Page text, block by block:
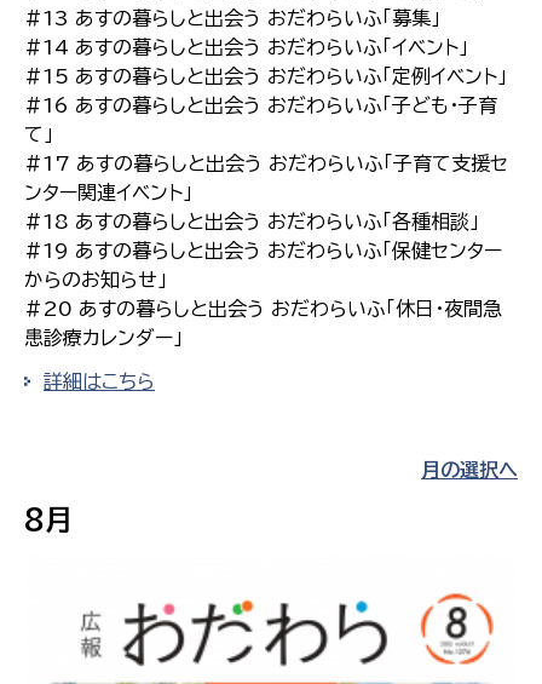
#13 あすの暮らしと出会う おだわらいふ「募集」
#14 あすの暮らしと出会う おだわらいふ「イベント」
#15 あすの暮らしと出会う おだわらいふ「定例イベント」
#16 あすの暮らしと出会う おだわらいふ「子ども・子育
て」
#17 あすの暮らしと出会う おだわらいふ「子育て支援セ
ンター関連イベント」
#18 あすの暮らしと出会う おだわらいふ「各種相談」
#19 あすの暮らしと出会う おだわらいふ「保健センター
からのお知らせ」
#20 あすの暮らしと出会う おだわらいふ「休日・夜間急
患診療カレンダー」
詳細はこちら
月の選択へ
8月